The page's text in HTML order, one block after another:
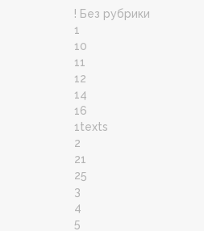
! Без рубрики
1
10
11
12
14
16
1texts
2
21
25
3
4
5